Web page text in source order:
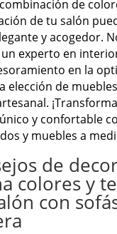
de
de tu salón
y acogedor.
experto en
en la
elección de
y confortable
y muebles a
de
colores y
con